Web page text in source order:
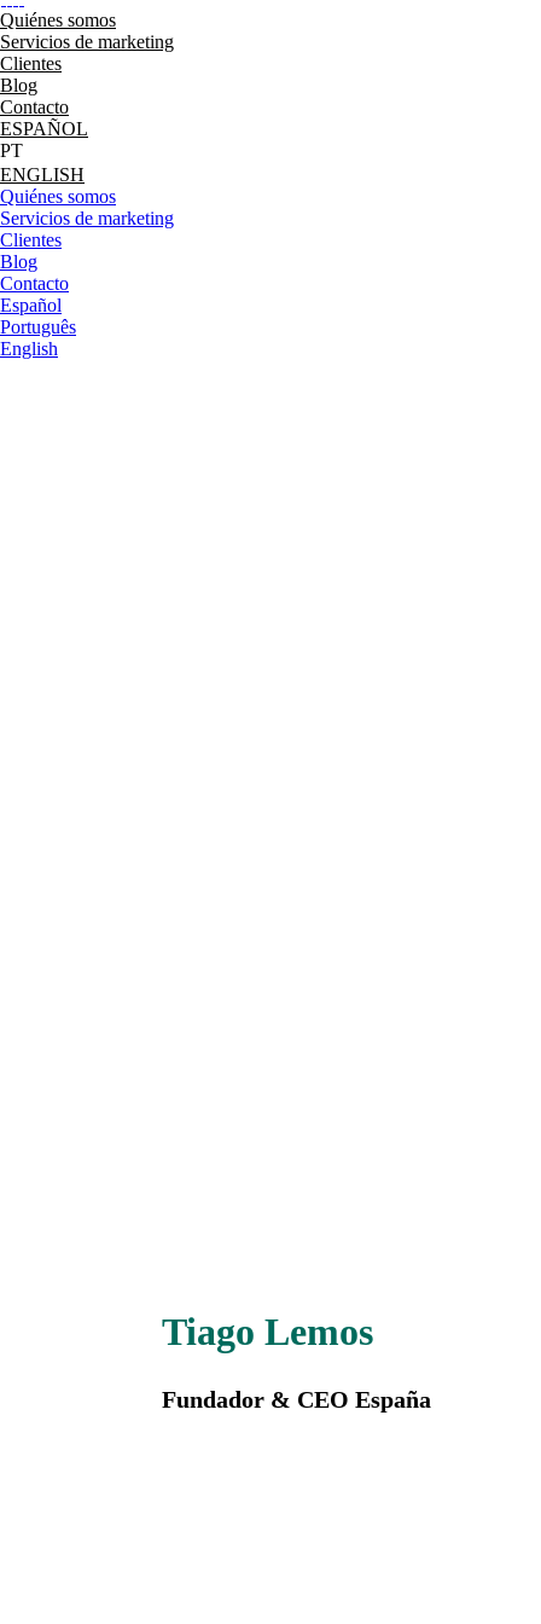
Quiénes somos
Servicios de marketing
Clientes
Blog
Contacto
ESPAÑOL
ENGLISH
Quiénes somos
Servicios de marketing
Clientes
Blog
Contacto
Español
Português
English
Tiago Lemos
Fundador & CEO España